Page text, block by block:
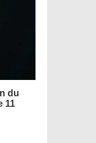
du
11